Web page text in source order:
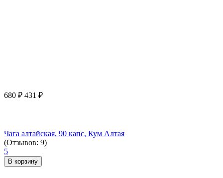
680 ₽ 431 ₽
Чага алтайская, 90 капс, Кум Алтая
(Отзывов: 9)
5
В корзину